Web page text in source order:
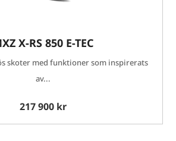
X-RS 850 E-TEC
skoter med funktioner som inspirerats
av...
217 900 kr